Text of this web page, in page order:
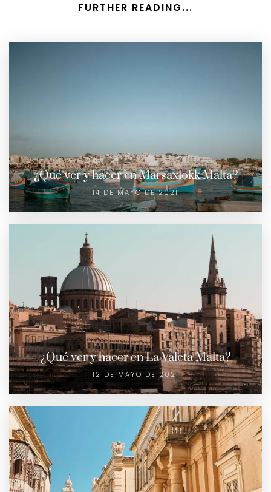
FURTHER READING...
¿Qué ver y hacer en Marsaxlokk Malta?
14 DE MAYO DE 2021
¿Qué ver y hacer en La Valeta Malta?
12 DE MAYO DE 2021